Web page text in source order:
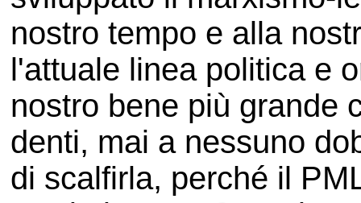
nostro tempo e alla
l'attuale linea politica e
nostro bene più grande
denti, mai a nessuno
di scalfirla, perché il